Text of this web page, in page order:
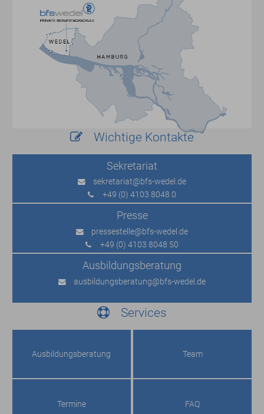
Wichtige Kontakte
Sekretariat
sekretariat@bfs-wedel.de
+49 (0) 4103 8048 0
Presse
pressestelle@bfs-wedel.de
+49 (0) 4103 8048 50
Ausbildungs­beratung
ausbildungsberatung@bfs-wedel.de
Services
Ausbildungs­beratung Team
Termine FAQ